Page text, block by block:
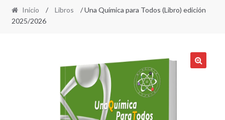
Inicio / Libros
/ Una Química para Todos (Libro) edición
2025/2026